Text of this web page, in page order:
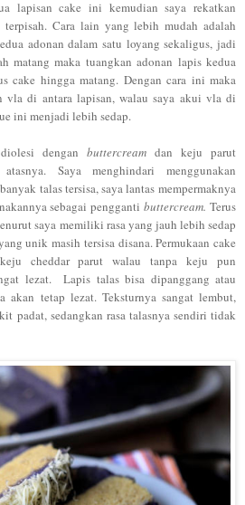
lapisan cake ini kemudian saya rekatkan
Cara lain yang lebih mudah adalah
adonan dalam satu loyang sekaligus, jadi
matang maka tuangkan adonan lapis kedua
cake hingga matang. Dengan cara ini maka
vla di antara lapisan, walau saya akui vla di
ini menjadi lebih sedap.
dengan buttercream dan keju parut
Saya menghindari menggunakan
talas tersisa, saya lantas mempermaknya
sebagai penggantibuttercream. Terus
saya memiliki rasa yang jauh lebih sedap
unik masih tersisa disana. Permukaan cake
cheddar parut walau tanpa keju pun
lezat.Lapis talas bisa dipanggang atau
akan tetap lezat. Teksturnya sangat lembut,
padat, sedangkan rasa talasnya sendiri tidak